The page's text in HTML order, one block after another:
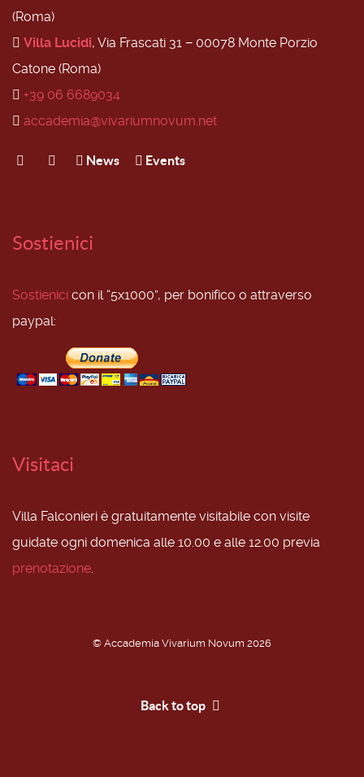
(Roma)
Villa Lucidi, Via Frascati 31 − 00078 Monte Porzio
Catone (Roma)
+39 06 6689034
accademia@vivariumnovum.net
News Events
Sostienici
Sostienici con il “5x1000”, per bonifico o attraverso
paypal:
Visitaci
Villa Falconieri è gratuitamente visitabile con visite
guidate ogni domenica alle 10.00 e alle 12.00 previa
prenotazione.
© Accademia Vivarium Novum 2026
Back to top